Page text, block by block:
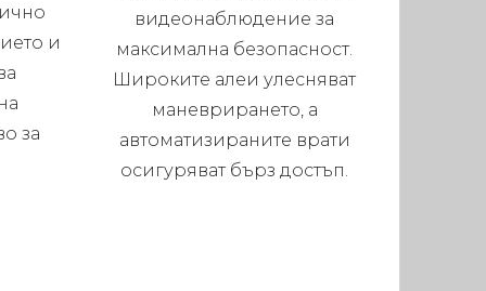
и
за
видеонаблюдение за
максимална безопасност.
Широките алеи улесняват
маневрирането, а
автоматизираните врати
осигуряват бърз достъп.